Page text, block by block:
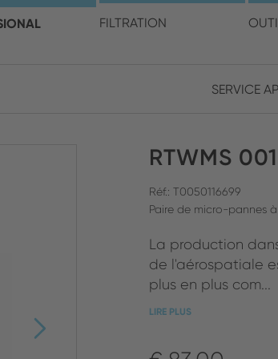
FILTRATION
FERMER LA RECHERCHE
SERVICE
votre
RTWMS
Réf.: T0050116699
Paire de micro-pannes
La production
de l'aérospatiale
plus en plus com...
LIRE PLUS